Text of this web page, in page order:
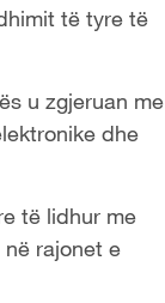
të tyre të
u zgjeruan me
dhe
të lidhur me
rajonet e